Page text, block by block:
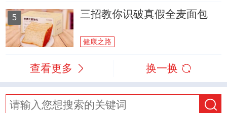
5 三招教你识破真假全麦面包
健康之路
查看更多 换一换